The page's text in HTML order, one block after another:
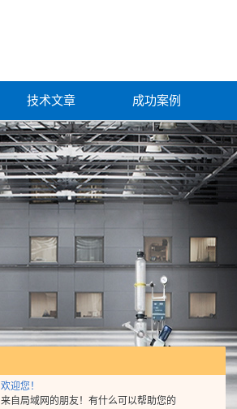
欢迎您！
来自局域网的朋友！有什么可以帮助您的
技术文章 成功案例